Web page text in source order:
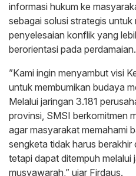
informasi hukum ke
sebagai solusi strategis
penyelesaian konflik yang
berorientasi pada perdamaian.
​”Kami ingin menyambut visi
untuk membumikan budaya
Melalui jaringan 3.181
provinsi, SMSI berkomitmen
agar masyarakat memahami
sengketa tidak harus
tetapi dapat ditempuh melalui
musyawarah,” ujar Firdaus.